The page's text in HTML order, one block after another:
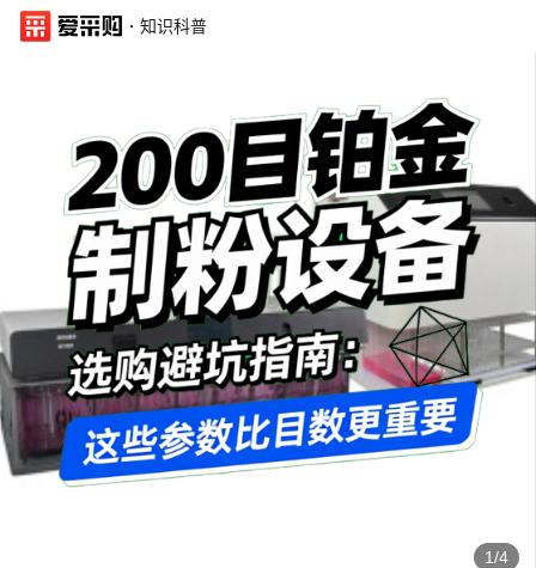
· 知识科普
1/4